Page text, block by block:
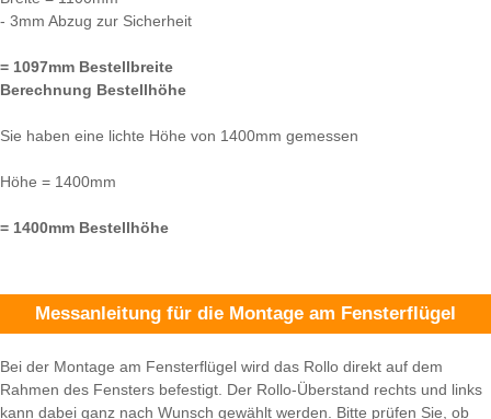
- 3mm Abzug zur Sicherheit
= 1097mm Bestellbreite
Berechnung Bestellhöhe
Sie haben eine lichte Höhe von 1400mm gemessen
Höhe = 1400mm
= 1400mm Bestellhöhe
Messanleitung für die Montage am Fensterflügel
Bei der Montage am Fensterflügel wird das Rollo direkt auf dem
Rahmen des Fensters befestigt. Der Rollo-Überstand rechts und links
kann dabei ganz nach Wunsch gewählt werden. Bitte prüfen Sie, ob